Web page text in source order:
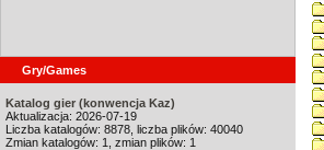
Gry/Games
Katalog gier (konwencja Kaz)
Aktualizacja: 2026-07-19
Liczba katalogów: 8878, liczba plików: 40040
Zmian katalogów: 1, zmian plików: 1